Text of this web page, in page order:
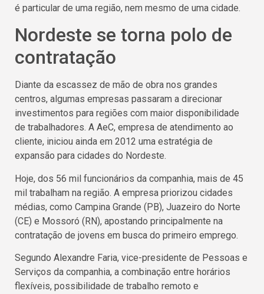
é particular de uma região, nem mesmo de uma cidade.
Nordeste se torna polo de
contratação
Diante da escassez de mão de obra nos grandes
centros, algumas empresas passaram a direcionar
investimentos para regiões com maior disponibilidade
de trabalhadores. A AeC, empresa de atendimento ao
cliente, iniciou ainda em 2012 uma estratégia de
expansão para cidades do Nordeste.
Hoje, dos 56 mil funcionários da companhia, mais de 45
mil trabalham na região. A empresa priorizou cidades
médias, como Campina Grande (PB), Juazeiro do Norte
(CE) e Mossoró (RN), apostando principalmente na
contratação de jovens em busca do primeiro emprego.
Segundo Alexandre Faria, vice-presidente de Pessoas e
Serviços da companhia, a combinação entre horários
flexíveis, possibilidade de trabalho remoto e